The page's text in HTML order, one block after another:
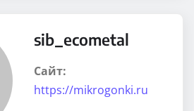
sib_ecometal
Сайт:
https://mikrogonki.ru